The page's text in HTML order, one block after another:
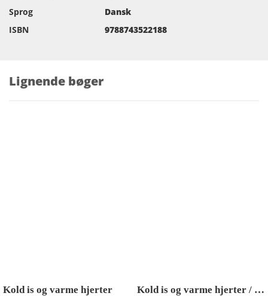
Sprog
Dansk
ISBN
9788743522188
Lignende bøger
Kold is og varme hjerter Kold is og varme hjerter / Kirurgens hjerte